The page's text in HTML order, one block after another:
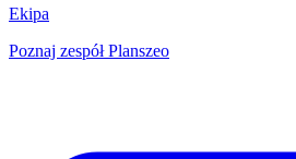
Ekipa
Poznaj zespół Planszeo